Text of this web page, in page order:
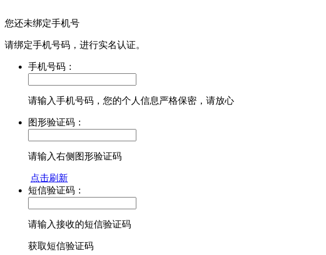
您还未绑定手机号
请绑定手机号码，进行实名认证。
手机号码：
请输入手机号码，您的个人信息严格保密，请放心
图形验证码：
请输入右侧图形验证码
点击刷新
短信验证码：
请输入接收的短信验证码
获取短信验证码